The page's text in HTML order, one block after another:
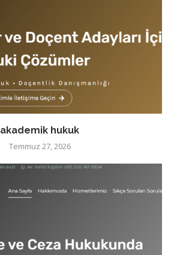
akademik hukuk
Temmuz 27, 2026